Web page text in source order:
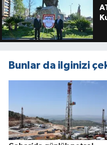
Bunlar da ilginizi